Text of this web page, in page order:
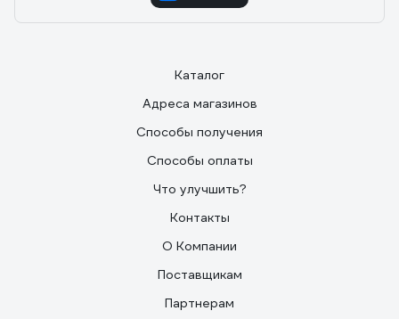
Каталог
Адреса магазинов
Способы получения
Способы оплаты
Что улучшить?
Контакты
О Компании
Поставщикам
Партнерам